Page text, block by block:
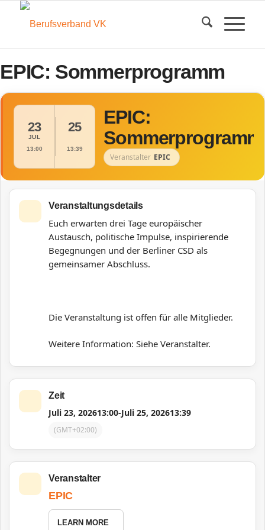
EPIC: Sommerprogramm
23
JUL
13:00
25
13:39
EPIC:
Sommerprogramm
Veranstalter EPIC
Veranstaltungsdetails
Euch erwarten drei Tage europäischer
Austausch, politische Impulse, inspirierende
Begegnungen und der Berliner CSD als
gemeinsamer Abschluss.
Die Veranstaltung ist offen für alle Mitglieder.
Weitere Information: Siehe Veranstalter.
Zeit
Juli 23, 202613:00-Juli 25, 202613:39
(GMT+02:00)
Veranstalter
EPIC
LEARN MORE